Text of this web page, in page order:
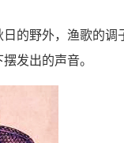
的野外，渔歌的调
发出的声音。